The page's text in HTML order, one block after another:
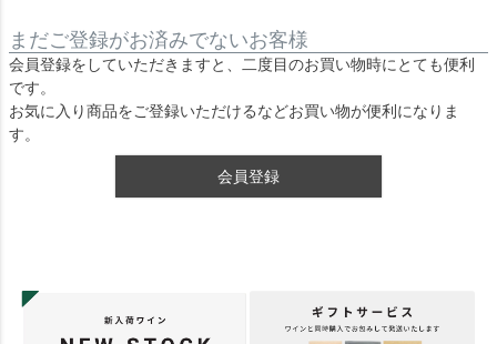
まだご登録がお済みでないお客様
会員登録をしていただきますと、二度目のお買い物時にとても便利
です。
お気に入り商品をご登録いただけるなどお買い物が便利になりま
す。
会員登録